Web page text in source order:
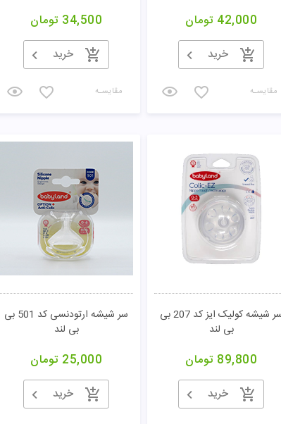
42,000 تومان
خرید
مقایسـه
34,500 تومان
خرید
مقایسـه
سر شیشه کولیک ایز کد 207 بی
بی لند
89,800 تومان
خرید
سر شیشه ارتودنسی کد 501 بی
بی لند
25,000 تومان
خرید